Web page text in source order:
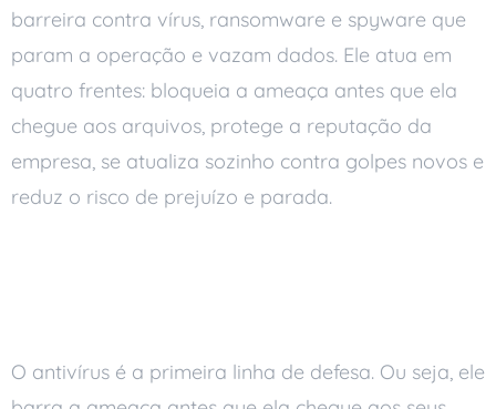
barreira contra vírus, ransomware e spyware que
param a operação e vazam dados. Ele atua em
quatro frentes: bloqueia a ameaça antes que ela
chegue aos arquivos, protege a reputação da
empresa, se atualiza sozinho contra golpes novos e
reduz o risco de prejuízo e parada.
O antivírus é a primeira linha de defesa. Ou seja, ele